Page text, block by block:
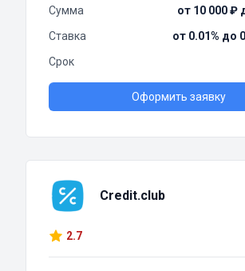
Сумма
от 10 000 ₽
Ставка
от 0.01% до
Срок
Оформить заявку
Credit.club
2.7